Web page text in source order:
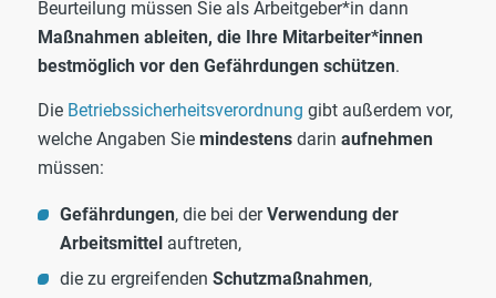
Beurteilung müssen Sie als Arbeitgeber*in dann
Maßnahmen ableiten, die Ihre Mitarbeiter*innen
bestmöglich vor den Gefährdungen schützen.
Die Betriebssicherheitsverordnung gibt außerdem vor,
welche Angaben Sie mindestensdarin aufnehmen
müssen:
Gefährdungen, die bei derVerwendung der
Arbeitsmittel auftreten,
die zu ergreifenden Schutzmaßnahmen,